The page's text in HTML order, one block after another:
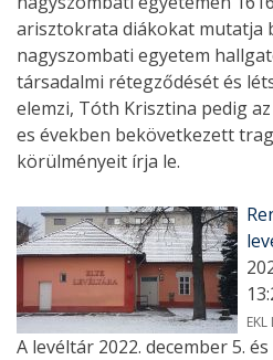
arisztokrata diákokat mutatja
nagyszombati egyetem
társadalmi rétegződését és
elemzi, Tóth Krisztina pedig
es években bekövetkezett
körülményeit írja le.
A levéltár 2022. december 5.